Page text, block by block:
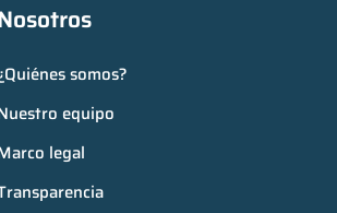
somos?
equipo
legal